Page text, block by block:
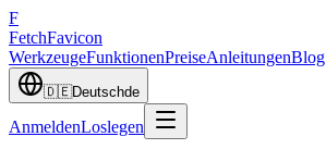
F
FetchFavicon
WerkzeugeFunktionenPreiseAnleitungenBlog
🇩🇪Deutschde
AnmeldenLoslegen